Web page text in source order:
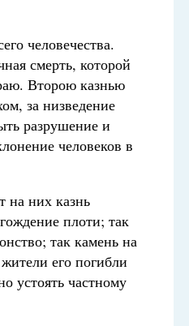
человечества.
смерть, которой
Второю казнью
за низведение
разрушение и
человеков в
на них казнь
плоти; так
так камень на
его погибли
устоять частному